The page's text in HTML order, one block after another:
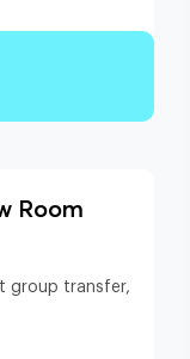
Room
group transfer,